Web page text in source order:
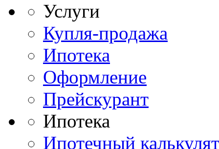
Услуги
Купля-продажа
Ипотека
Оформление
Прейскурант
Ипотека
Ипотечный